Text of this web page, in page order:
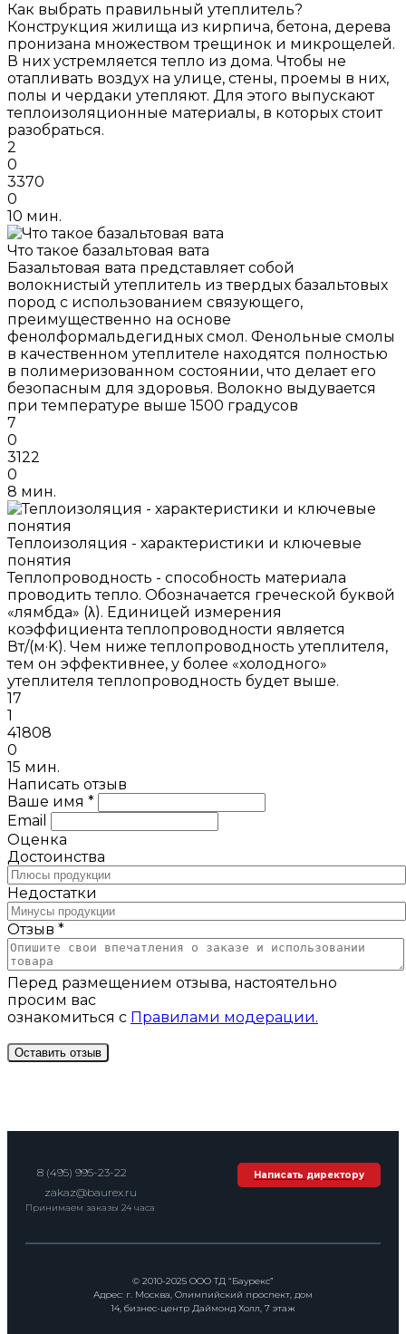
Как выбрать правильный утеплитель?
Конструкция жилища из кирпича, бетона, дерева
пронизана множеством трещинок и микрощелей.
В них устремляется тепло из дома. Чтобы не
отапливать воздух на улице, стены, проемы в них,
полы и чердаки утепляют. Для этого выпускают
теплоизоляционные материалы, в которых стоит
разобраться.
2
0
3370
0
10 мин.
Что такое базальтовая вата
Базальтовая вата представляет собой
волокнистый утеплитель из твердых базальтовых
пород с использованием связующего,
преимущественно на основе
фенолформальдегидных смол. Фенольные смолы
в качественном утеплителе находятся полностью
в полимеризованном состоянии, что делает его
безопасным для здоровья. Волокно выдувается
при температуре выше 1500 градусов
7
0
3122
0
8 мин.
Теплоизоляция - характеристики и ключевые
понятия
Теплопроводность - способность материала
проводить тепло. Обозначается греческой буквой
«лямбда» (λ). Единицей измерения
коэффициента теплопроводности является
Вт/(м·K). Чем ниже теплопроводность утеплителя,
тем он эффективнее, у более «холодного»
утеплителя теплопроводность будет выше.
17
1
41808
0
15 мин.
Написать отзыв
Ваше имя *
Email
Оценка
Достоинства
Недостатки
Отзыв *
Перед размещением отзыва, настоятельно
просим вас
ознакомиться с Правилами модерации.
8 (495) 995-23-22
zakaz@baurex.ru
Принимаем заказы 24 часа
Написать директору
© 2010-2025 ООО ТД “Баурекс”
Адрес: г. Москва, Олимпийский проспект, дом
14, бизнес-центр Даймонд Холл, 7 этаж